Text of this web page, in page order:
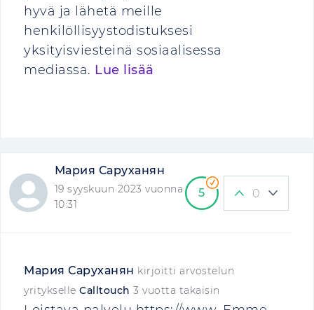
hyvä ja lähetä meille
henkilöllisyystodistuksesi
yksityisviesteinä sosiaalisessa
mediassa. Lue lisää
Мария Саруханян
19 syyskuun 2023 vuonna
10:31
5 0
Мария Саруханян kirjoitti arvostelun
yritykselle Calltouch 3 vuotta takaisin